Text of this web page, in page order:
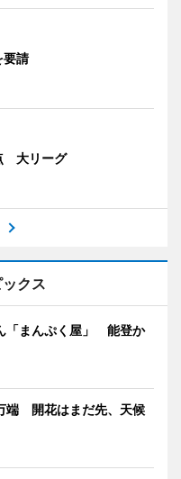
要請
大リーグ
クス
「まんぷく屋」 能登か
端 開花はまだ先、天候